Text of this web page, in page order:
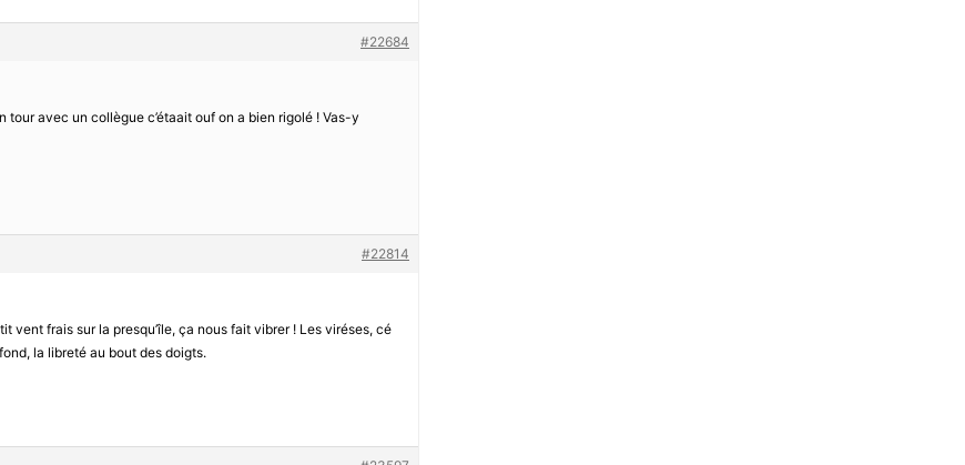
#22684
avec un collègue c’étaait ouf on a bien rigolé ! Vas-y
#22814
vent frais sur la presqu’île, ça nous fait vibrer ! Les viréses, cé
la libreté au bout des doigts.